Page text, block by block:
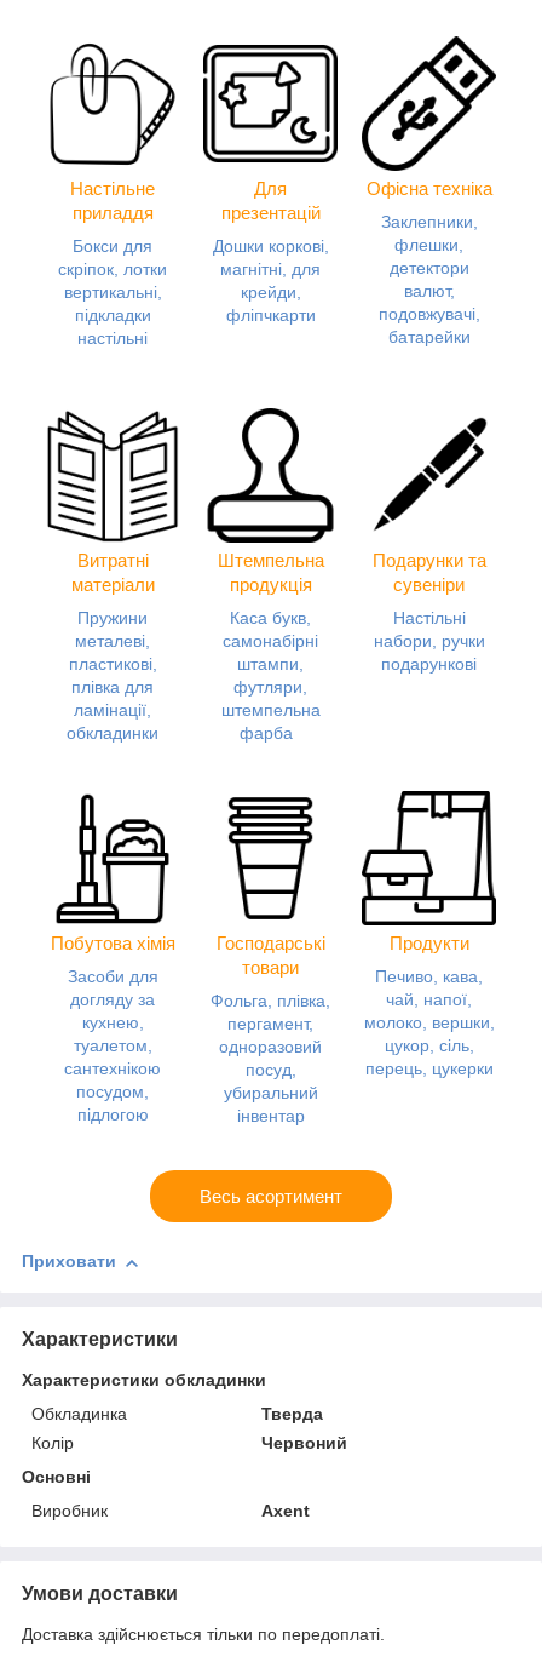
Настільне
приладдя
Бокси для
скріпок, лотки
вертикальні,
підкладки
настільні
Для
презентацій
Дошки коркові,
магнітні, для
крейди,
фліпчкарти
Офісна техніка
Заклепники,
флешки,
детектори
валют,
подовжувачі,
батарейки
Витратні
матеріали
Пружини
металеві,
пластикові,
плівка для
ламінації,
обкладинки
Штемпельна
продукція
Каса букв,
самонабірні
штампи,
футляри,
штемпельна
фарба
Подарунки та
сувеніри
Настільні
набори, ручки
подарункові
Побутова хімія
Засоби для
догляду за
кухнею,
туалетом,
сантехнікою
посудом,
підлогою
Господарські
товари
Фольга, плівка,
пергамент,
одноразовий
посуд,
убиральний
інвентар
Продукти
Печиво, кава,
чай, напої,
молоко, вершки,
цукор, сіль,
перець, цукерки
Весь асортимент
Приховати
Характеристики
Характеристики обкладинки
Обкладинка
Тверда
Колір
Червоний
Основні
Виробник
Axent
Умови доставки
Доставка здійснюється тільки по передоплаті.